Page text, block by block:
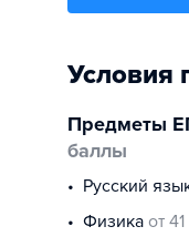
Условия
Предметы
баллы
русский
физика от 41